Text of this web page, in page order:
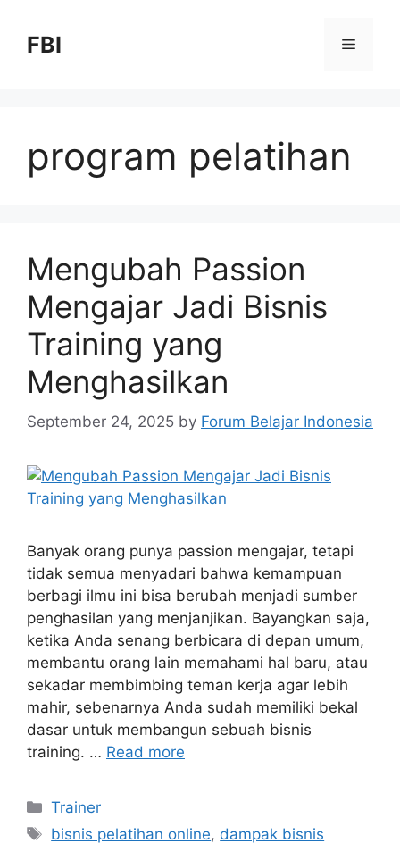
FBI
program pelatihan
Mengubah Passion
Mengajar Jadi Bisnis
Training yang
Menghasilkan
September 24, 2025 by Forum Belajar Indonesia
Banyak orang punya passion mengajar, tetapi
tidak semua menyadari bahwa kemampuan
berbagi ilmu ini bisa berubah menjadi sumber
penghasilan yang menjanjikan. Bayangkan saja,
ketika Anda senang berbicara di depan umum,
membantu orang lain memahami hal baru, atau
sekadar membimbing teman kerja agar lebih
mahir, sebenarnya Anda sudah memiliki bekal
dasar untuk membangun sebuah bisnis
training. … Read more
Trainer
bisnis pelatihan online, dampak bisnis